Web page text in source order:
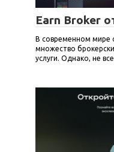
Earn Broker
В современном мире
множество
услуги. Однако, не все